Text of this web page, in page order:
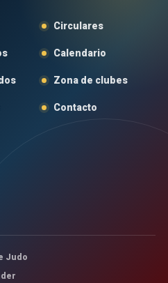
Circulares
Calendario
Zona de clubes
Contacto
Judo